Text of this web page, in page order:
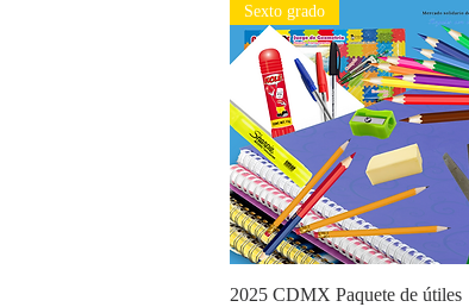
Quick View
Sexto grado
2025 CDMX Paquete de útiles